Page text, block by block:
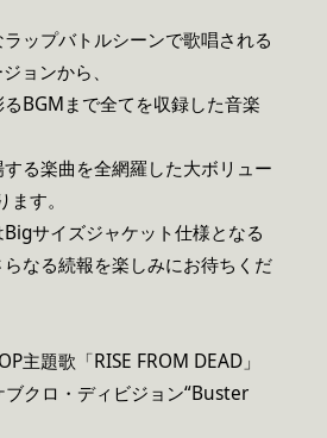
ップバトルシーンで歌唱される
ョンから、
BGMまで全てを収録した音楽
る楽曲を全網羅した大ボリュー
す。
サイズジャケット仕様となる
なる続報を楽しみにお待ちくだ
主題歌「RISE FROM DEAD」
クロ・ディビジョン“Buster